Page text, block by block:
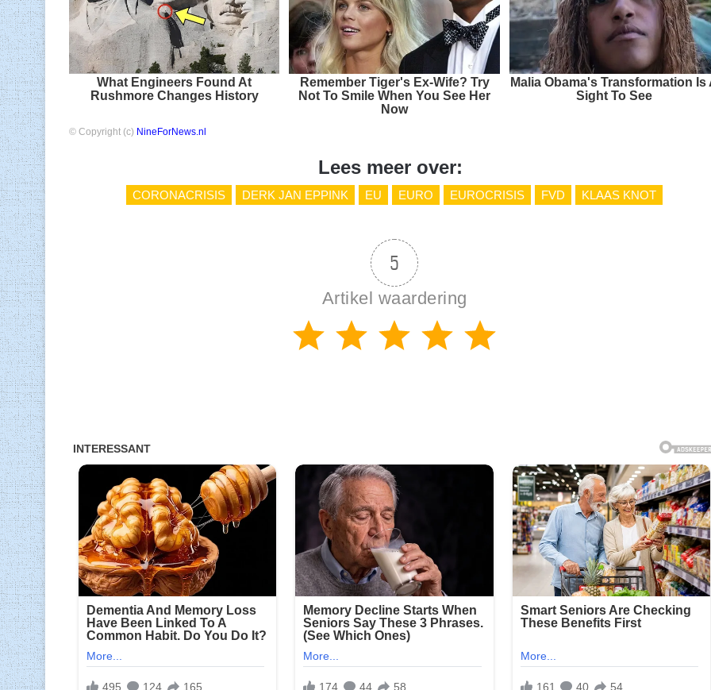
What Engineers Found At
Rushmore Changes History
Remember Tiger's Ex-Wife? Try
Not To Smile When You See Her
Now
Malia Obama's Transformation Is
Sight To See
© Copyright (c) NineForNews.nl
Lees meer over:
CORONACRISIS DERK JAN EPPINK EU EURO EUROCRISIS FVD KLAAS KNOT
5
Artikel waardering